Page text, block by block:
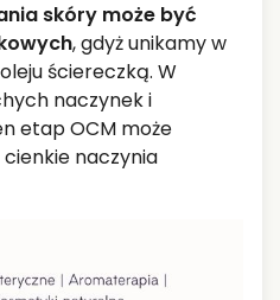
skóry może być
, gdyż unikamy w
ściereczką. W
naczynek i
etap OCM może
naczynia